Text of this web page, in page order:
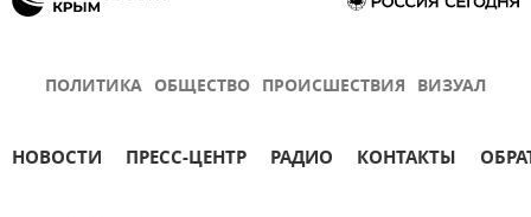
ПОЛИТИКА ОБЩЕСТВО ПРОИСШЕСТВИЯ ВИЗУАЛ
НОВОСТИ ПРЕСС-ЦЕНТР РАДИО КОНТАКТЫ